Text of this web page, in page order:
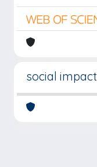
social impact